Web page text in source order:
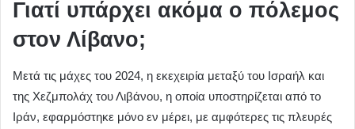
Γιατί υπάρχει ακόμα ο πόλεμος
στον Λίβανο;
Μετά τις μάχες του 2024, η εκεχειρία μεταξύ του Ισραήλ και
της Χεζμπολάχ του Λιβάνου, η οποία υποστηρίζεται από το
Ιράν, εφαρμόστηκε μόνο εν μέρει, με αμφότερες τις πλευρές